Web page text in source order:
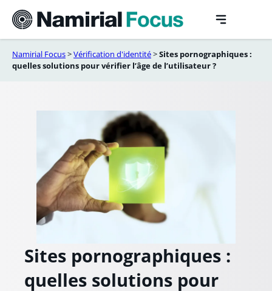
Aller
contenu
Namirial Focus>Vérification d'identité>Sites pornographiques :
quelles solutions pour vérifier l’âge de l’utilisateur ?
Sites pornographiques :
quelles solutions pour